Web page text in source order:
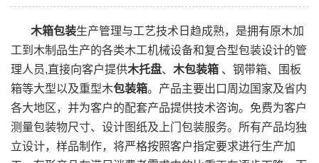
木箱包装生产管理与工艺技术日趋成熟，是拥有原木加
工到木制品生产的各类木工机械设备和复合型包装设计的管
理人员,直接向客户提供木托盘、 木包装箱 、钢带箱、围板
箱等大型以及重型木包装箱。产品主要出口周边国家及省内
各大地区，并为客户的配套产品提供技术咨询。免费为客户
测量包装物尺寸、设计图纸及上门包装服务。所有产品均独
立设计，样品制作，将严格按照客户指定要求进行生产加